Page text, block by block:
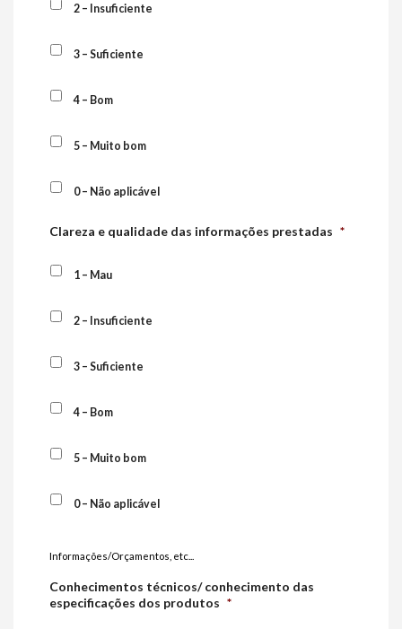
2 – Insuficiente
3 – Suficiente
4 – Bom
5 – Muito bom
0 – Não aplicável
Clareza e qualidade das informações prestadas *
1 – Mau
2 – Insuficiente
3 – Suficiente
4 – Bom
5 – Muito bom
0 – Não aplicável
Informações/Orçamentos, etc...
Conhecimentos técnicos/ conhecimento das
especificações dos produtos *